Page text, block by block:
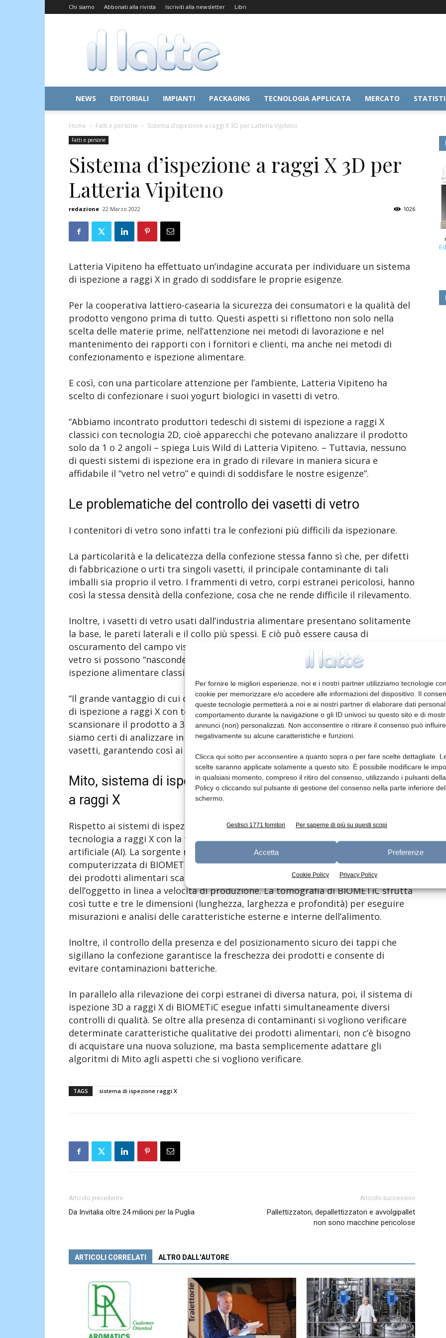
Per fornire le migliori esperienze, noi e i nostri partner utilizziamo tecnologie
cookie per memorizzare e/o accedere alle informazioni del dispositivo. Il
queste tecnologie permetterà a noi e ai nostri partner di elaborare dati
comportamento durante la navigazione o gli ID univoci su questo sito e di
annunci (non) personalizzati. Non acconsentire o ritirare il consenso può influire
negativamente su alcune caratteristiche e funzioni.
Clicca qui sotto per acconsentire a quanto sopra o per fare scelte dettagliate.
scelte saranno applicate solamente a questo sito. È possibile modificare le
in qualsiasi momento, compreso il ritiro del consenso, utilizzando i pulsanti
Policy o cliccando sul pulsante di gestione del consenso nella parte inferiore
schermo.
Gestisci 1771 fornitori Per saperne di più su questi scopi
Accetta Preferenze
Cookie Policy Privacy Policy
Chi siamo Abbonati alla rivista Iscriviti alla newsletter Libri
Il
Latte
NEWS EDITORIALI IMPIANTI PACKAGING TECNOLOGIA APPLICATA MERCATO
Home Fatti e persone Sistema d’ispezione a raggi X 3D per Latteria Vipiteno
Fatti e persone
Sistema d’ispezione a raggi X 3D per
Latteria Vipiteno
redazione 22 Marzo 2022 1026
Latteria Vipiteno ha effettuato un’indagine accurata per individuare un sistema
di ispezione a raggi X in grado di soddisfare le proprie esigenze.
Per la cooperativa lattiero-casearia la sicurezza dei consumatori e la qualità del
prodotto vengono prima di tutto. Questi aspetti si riflettono non solo nella
scelta delle materie prime, nell’attenzione nei metodi di lavorazione e nel
mantenimento dei rapporti con i fornitori e clienti, ma anche nei metodi di
confezionamento e ispezione alimentare.
E così, con una particolare attenzione per l’ambiente, Latteria Vipiteno ha
scelto di confezionare i suoi yogurt biologici in vasetti di vetro.
“Abbiamo incontrato produttori tedeschi di sistemi di ispezione a raggi X
classici con tecnologia 2D, cioè apparecchi che potevano analizzare il prodotto
solo da 1 o 2 angoli – spiega Luis Wild di Latteria Vipiteno. – Tuttavia, nessuno
di questi sistemi di ispezione era in grado di rilevare in maniera sicura e
affidabile il “vetro nel vetro” e quindi di soddisfare le nostre esigenze”.
Le problematiche del controllo dei vasetti di vetro
I contenitori di vetro sono infatti tra le confezioni più difficili da ispezionare.
La particolarità e la delicatezza della confezione stessa fanno sì che, per difetti
di fabbricazione o urti tra singoli vasetti, il principale contaminante di tali
imballi sia proprio il vetro. I frammenti di vetro, corpi estranei pericolosi, hanno
così la stessa densità della confezione, cosa che ne rende difficile il rilevamento.
Inoltre, i vasetti di vetro usati dall’industria alimentare presentano solitamente
la base, le pareti laterali e il collo più spessi. E ciò può essere causa di
oscuramento del campo visivo. Quindi contaminanti pericolosi e frammenti di
vetro si possono “nascondere” facilmente dalla vista dei raggi X dei sistemi di
ispezione alimentare classici con tecnologia 2D.
“Il grande vantaggio di cui ci siamo subito resi conto è che con Mito, il sistema
di ispezione a raggi X con tecnologia 3D di BIOMETiC, riusciamo ad analizzare e
scansionare il prodotto a 360 gradi – continua Wild. – Con Mito di BIOMETiC
siamo certi di analizzare in maniera completa ed efficace sia il prodotto sia i
vasetti, garantendo così ai consumatori un prodotto sicuro al 100%”.
Mito, sistema di ispezione alimentare 3D
a raggi X
Rispetto ai sistemi di ispezione a raggi X con tecnologia 2D, Mito combina la
tecnologia a raggi X con la tomografia computerizzata (CT) e l’intelligenza
artificiale (AI). La sorgente rotante di raggi X – la tecnologia di tomografia
computerizzata di BIOMETiC – cattura in dettaglio la forma e le caratteristiche
dei prodotti alimentari scansionati per ricreare una ricostruzione 3D
dell’oggetto in linea a velocità di produzione. La tomografia di BIOMETiC sfrutta
così tutte e tre le dimensioni (lunghezza, larghezza e profondità) per eseguire
misurazioni e analisi delle caratteristiche esterne e interne dell’alimento.
Inoltre, il controllo della presenza e del posizionamento sicuro dei tappi che
sigillano la confezione garantisce la freschezza dei prodotti e consente di
evitare contaminazioni batteriche.
In parallelo alla rilevazione dei corpi estranei di diversa natura, poi, il sistema di
ispezione 3D a raggi X di BIOMETiC esegue infatti simultaneamente diversi
controlli di qualità. Se oltre alla presenza di contaminanti si vogliono verificare
determinate caratteristiche qualitative dei prodotti alimentari, non c’è bisogno
di acquistare una nuova soluzione, ma basta semplicemente adattare gli
algoritmi di Mito agli aspetti che si vogliono verificare.
TAGS sistema di ispezione raggi X
Articolo precedente
Da Invitalia oltre 24 milioni per la Puglia
Articolo successivo
Pallettizzatori, depallettizzatori e avvolgipallet
non sono macchine pericolose
ARTICOLI CORRELATI ALTRO DALL'AUTORE